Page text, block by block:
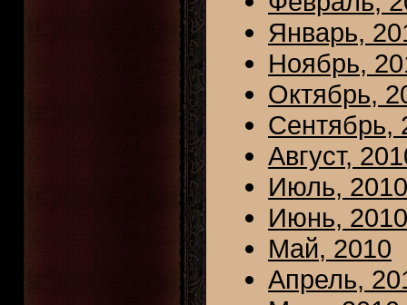
Январь,
Ноябрь,
Октябрь,
Сентябрь,
Август,
Июль, 2010
Июнь, 2010
Май, 2010
Апрель,